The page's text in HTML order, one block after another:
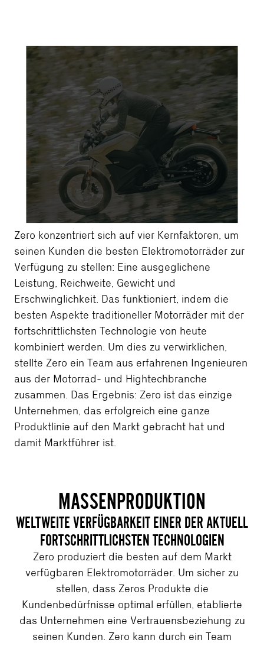
Zero konzentriert sich auf vier Kernfaktoren, um
seinen Kunden die besten Elektromotorräder zur
Verfügung zu stellen: Eine ausgeglichene
Leistung, Reichweite, Gewicht und
Erschwinglichkeit. Das funktioniert, indem die
besten Aspekte traditioneller Motorräder mit der
fortschrittlichsten Technologie von heute
kombiniert werden. Um dies zu verwirklichen,
stellte Zero ein Team aus erfahrenen Ingenieuren
aus der Motorrad- und Hightechbranche
zusammen. Das Ergebnis: Zero ist das einzige
Unternehmen, das erfolgreich eine ganze
Produktlinie auf den Markt gebracht hat und
damit Marktführer ist.
MASSENPRODUKTION
WELTWEITE VERFÜGBARKEIT EINER DER AKTUELL
FORTSCHRITTLICHSTEN TECHNOLOGIEN
Zero produziert die besten auf dem Markt
verfügbaren Elektromotorräder. Um sicher zu
stellen, dass Zeros Produkte die
Kundenbedürfnisse optimal erfüllen, etablierte
das Unternehmen eine Vertrauensbeziehung zu
seinen Kunden. Zero kann durch ein Team